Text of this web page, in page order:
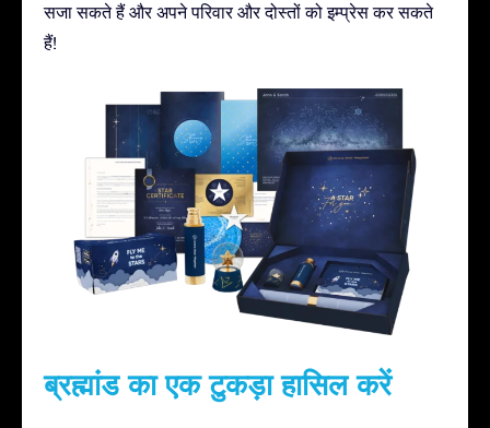
सजा सकते हैं और अपने परिवार और दोस्तों को इम्प्रेस कर सकते
हैं!
ब्रह्मांड का एक टुकड़ा हासिल करें